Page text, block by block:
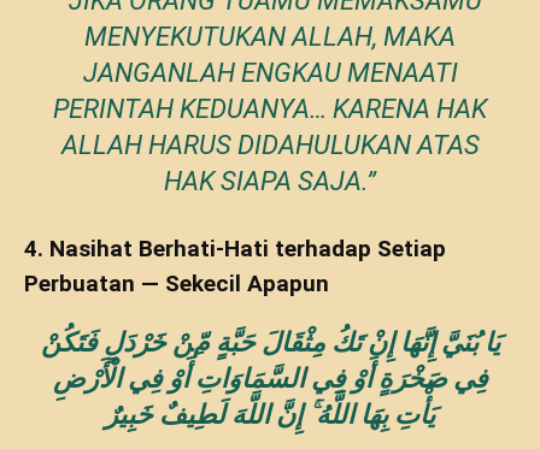
MENYEKUTUKAN ALLAH, MAKA
JANGANLAH ENGKAU MENAATI
PERINTAH KEDUANYA… KARENA HAK
ALLAH HARUS DIDAHULUKAN ATAS
HAK SIAPA SAJA.”
4. Nasihat Berhati-Hati terhadap Setiap
Perbuatan — Sekecil Apapun
يَا بُنَيَّ إِنَّهَا إِنْ تَكُ مِثْقَالَ حَبَّةٍ مِّنْ خَرْدَلٍ فَتَكُنْ
فِي صَخْرَةٍ أَوْ فِي السَّمَاوَاتِ أَوْ فِي الْأَرْضِ
يَأْتِ بِهَا اللَّهُ ۚ إِنَّ اللَّهَ لَطِيفٌ خَبِيرٌ